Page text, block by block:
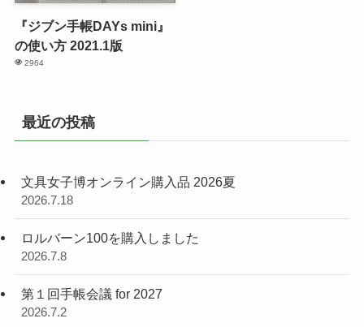
『ジブン手帳DAYs mini』
の使い方 2021.1版
2964
最近の投稿
文具女子博オンライン購入品 2026夏
2026.7.18
ロルバーン100を購入しました
2026.7.8
第１回手帳会議 for 2027
2026.7.2